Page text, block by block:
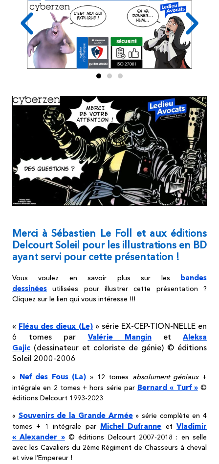
Merci à Sébastien Le Foll et aux éditions
Delcourt Soleil pour les illustrations en BD
ayant servi pour cette présentation !
Vous voulez en savoir plus sur les bandes
dessinées utilisées pour illustrer cette présentation ?
Cliquez sur le lien qui vous intéresse !!!
« Fléau des dieux (Le)» série EX-CEP-TION-NELLE en
6 tomes par Valérie ManginetAleksa
Gajic (dessinateur et coloriste de génie) © éditions
Soleil 2000-2006
« Nef des Fous (La) » 12 tomes absolument géniaux+
intégrale en 2 tomes + hors série par Bernard « Turf »©
éditions Delcourt 1993-2023
« Souvenirs de la Grande Armée» série complète en 4
tomes + 1 intégrale par Michel Dufranne et Vladimir
« Alexander »© éditions Delcourt 2007-2018 : en selle
avec les Cavaliers du 2ème Régiment de Chasseurs à cheval
et vive l’Empereur !